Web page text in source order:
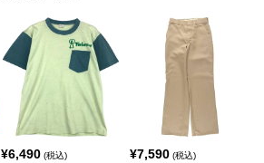
¥6,490(税込) ¥7,590 (税込)